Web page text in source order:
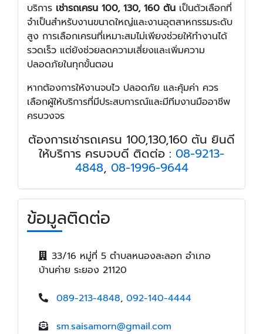
บริการ เช่ารถเครน 100, 130, 160 ตัน เป็นตัวเลือกที่
จำเป็นสำหรับงานขนาดใหญ่และงานอุตสาหกรรมระดับ
สูง การเลือกเครนที่เหมาะสมไม่เพียงช่วยให้ทำงานได้
รวดเร็ว แต่ยังช่วยลดความเสี่ยงและเพิ่มความ
ปลอดภัยในทุกขั้นตอน
หากต้องการให้งานจบไว ปลอดภัย และคุ้มค่า ควร
เลือกผู้ให้บริการที่มีประสบการณ์และมีทีมงานมืออาชีพ
ครบวงจร
ต้องการเช่ารถเครน 100,130,160 ตัน ยินดี
ให้บริการ ครบจบดี ติดต่อ : 08-9213-
4848, 08-1996-9644
ข้อมูลติดต่อ
33/16 หมู่ที่ 5 ตำบลหนองละลอก อำเภอ
บ้านค่าย ระยอง 21120
089-213-4848, 092-140-4444
sm.saisamorn@gmail.com